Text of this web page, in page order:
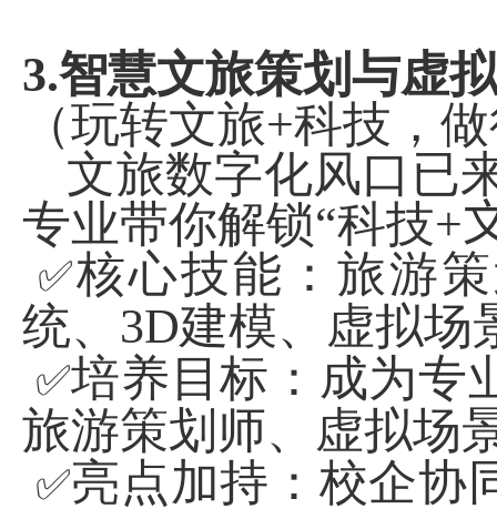
3.智慧文旅策划与虚
（玩转文旅+科技，
文旅数字化风口已
专业带你解锁“科技+
✅核心技能：旅游
统、 3D建模、虚拟场
✅培养目标：成为专
旅游策划师、虚拟场
✅亮点加持：校企协